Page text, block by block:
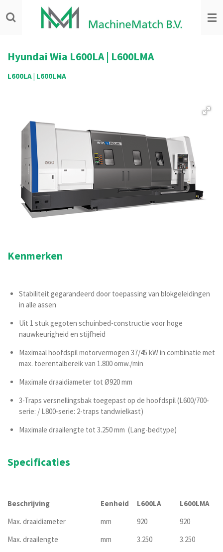
direct
hoofdinhoud
Hyundai Wia L600LA | L600LMA
L600LA | L600LMA
Kenmerken
Stabiliteit gegarandeerd door toepassing van blokgeleidingen
in alle assen
Uit 1 stuk gegoten schuinbed-constructie voor hoge
nauwkeurigheid en stijfheid
Maximaal hoofdspil motorvermogen 37/45 kW in combinatie met
max. toerentalbereik van 1.800 omw./min
Maximale draaidiameter tot Ø920 mm
3-Traps versnellingsbak toegepast op de hoofdspil (L600/700-
serie: / L800-serie: 2-traps tandwielkast)
Maximale draailengte tot 3.250 mm (Lang-bedtype)
Specificaties
Beschrijving Eenheid L600LA
L600LMA
Max. draaidiameter
mm 920
920
Max. draailengte
mm 3.250
3.250